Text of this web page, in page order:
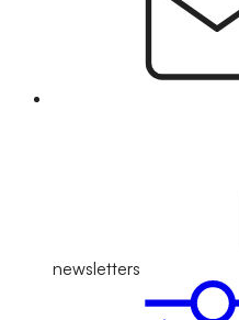
newsletters